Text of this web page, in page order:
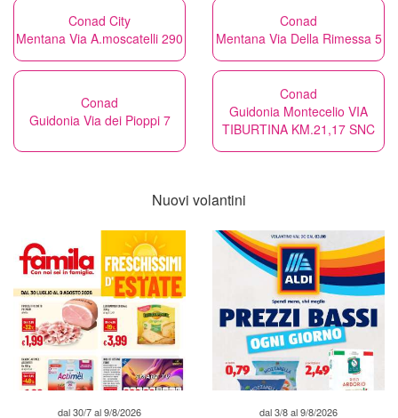
Conad City
Mentana Via A.moscatelli 290
Conad
Mentana Via Della Rimessa 5
Conad
Guidonia Via dei Pioppi 7
Conad
Guidonia Montecelio VIA
TIBURTINA KM.21,17 SNC
Nuovi volantini
dal 30/7 al 9/8/2026 dal 3/8 al 9/8/2026